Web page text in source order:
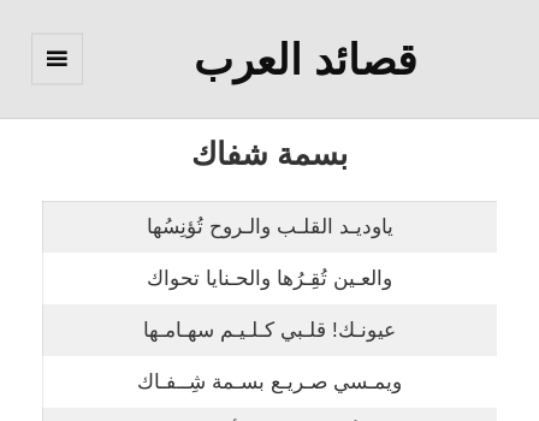
قصائد العرب
بسمة شفاك
ياوديـد القلـب والـروح تُؤنِسُها
والعـين تُقِـرُها والحـنايا تحواك
عيونـك! قلـبي كـلـيـم سهـامـها
ويمـسي صـريـع بسـمة شِــفـاك